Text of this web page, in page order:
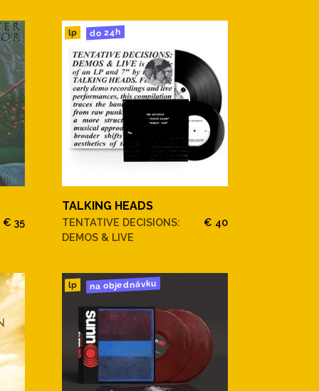
€ 35
lp do 24h
TALKING HEADS
TENTATIVE DECISIONS:
DEMOS & LIVE
€ 40
lp na objednávku